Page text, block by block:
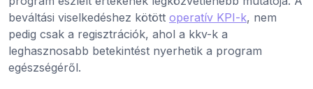
beváltási viselkedéshez kötött operatív KPI-k, nem
pedig csak a regisztrációk, ahol a kkv-k a
leghasznosabb betekintést nyerhetik a program
egészségéről.